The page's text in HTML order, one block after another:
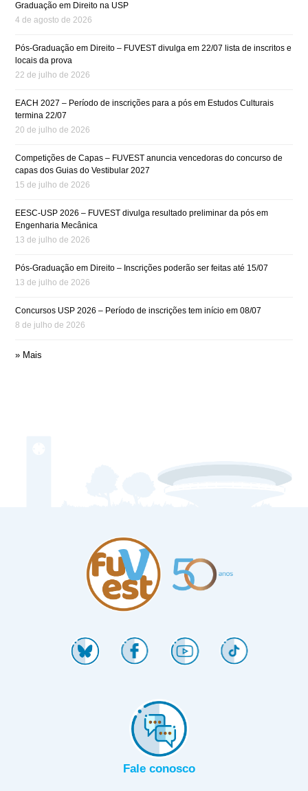
Graduação em Direito na USP
4 de agosto de 2026
Pós-Graduação em Direito – FUVEST divulga em 22/07 lista de inscritos e
locais da prova
22 de julho de 2026
EACH 2027 – Período de inscrições para a pós em Estudos Culturais
termina 22/07
20 de julho de 2026
Competições de Capas – FUVEST anuncia vencedoras do concurso de
capas dos Guias do Vestibular 2027
15 de julho de 2026
EESC-USP 2026 – FUVEST divulga resultado preliminar da pós em
Engenharia Mecânica
13 de julho de 2026
Pós-Graduação em Direito – Inscrições poderão ser feitas até 15/07
13 de julho de 2026
Concursos USP 2026 – Período de inscrições tem início em 08/07
8 de julho de 2026
» Mais
Fale conosco